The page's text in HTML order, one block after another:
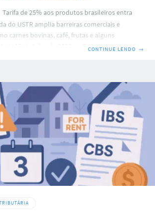
Tarifa de 25% aos produtos brasileiros entra
do USTR amplia barreiras comerciais e
carnes bovinas, café, frutas e alguns
de 15 de julho de 2026, os Estados Unidos
pelo USTR, órgão do governo dos EUA
negociar e proteger o comércio, e decorre
CONTINUE LENDO →